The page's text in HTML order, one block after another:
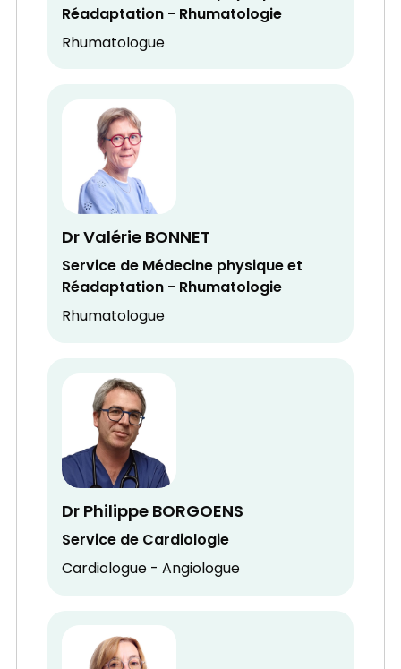
Réadaptation - Rhumatologie
Rhumatologue
Dr Valérie BONNET
Service de Médecine physique et
Réadaptation - Rhumatologie
Rhumatologue
Dr Philippe BORGOENS
Service de Cardiologie
Cardiologue - Angiologue